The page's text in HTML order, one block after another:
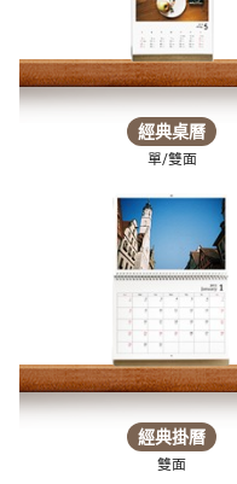
經典桌曆
單/雙面
經典掛曆
雙面